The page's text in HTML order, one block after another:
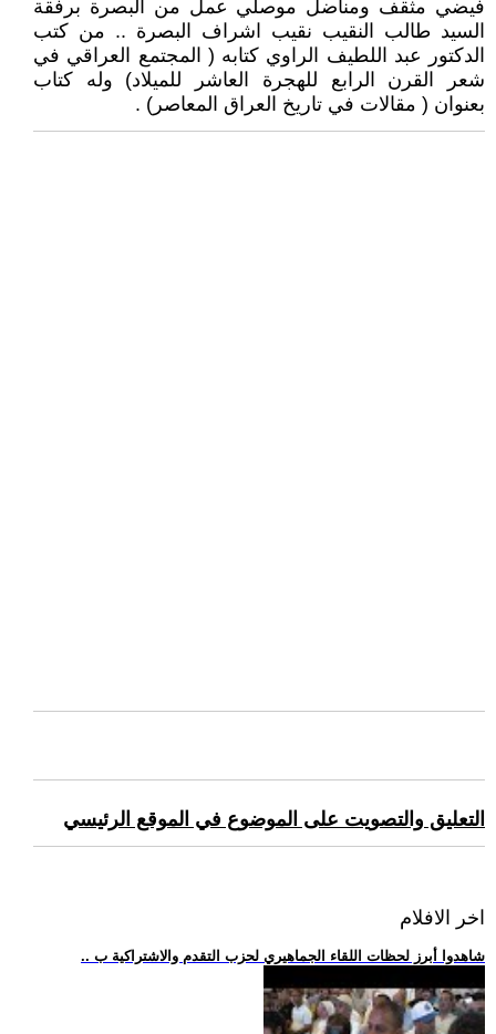
فيضي مثقف ومناضل موصلي عمل من البصرة برفقة
السيد طالب النقيب نقيب اشراف البصرة .. من كتب
الدكتور عبد اللطيف الراوي كتابه ( المجتمع العراقي في
شعر القرن الرابع للهجرة العاشر للميلاد) وله كتاب
بعنوان ( مقالات في تاريخ العراق المعاصر) .
التعليق والتصويت على الموضوع في الموقع الرئيسي
اخر الافلام
.. شاهدوا أبرز لحظات اللقاء الجماهيري لحزب التقدم والاشتراكية ب